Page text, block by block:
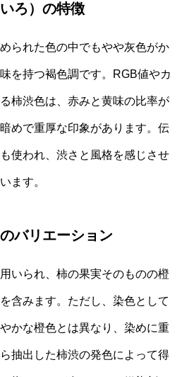
ろ）の特徴
られた色の中でもやや灰色がか
を持つ褐色調です。RGB値やカ
柿渋色は、赤みと黄味の比率が
めで重厚な印象があります。伝
使われ、渋さと風格を感じさせ
ます。
バリエーション
いられ、柿の果実そのものの橙
含みます。ただし、染色として
かな橙色とは異なり、染めに重
抽出した柿渋の発色によって得